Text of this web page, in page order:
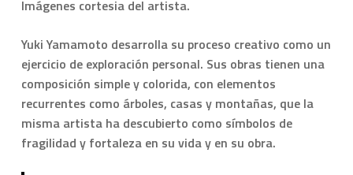
Imágenes cortesia del artista.
Yuki Yamamoto desarrolla su proceso creativo como un
ejercicio de exploración personal. Sus obras tienen una
composición simple y colorida, con elementos
recurrentes como árboles, casas y montañas, que la
misma artista ha descubierto como símbolos de
fragilidad y fortaleza en su vida y en su obra.